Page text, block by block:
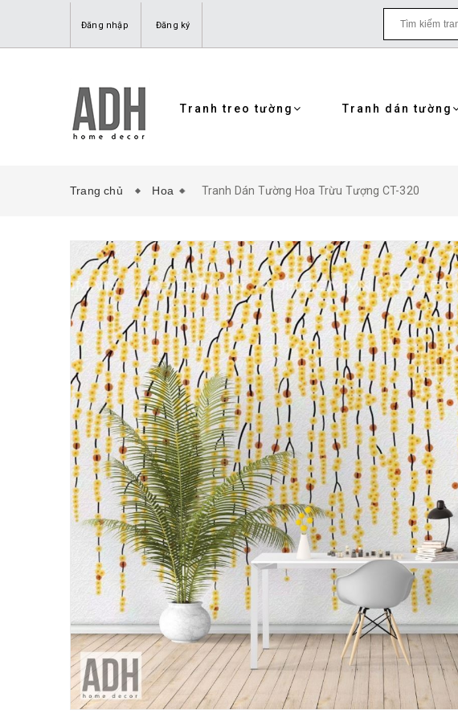
Đăng nhập Đăng ký
Tranh treo tường Tranh dán tường
Trang chủ Hoa Tranh Dán Tường Hoa Trừu Tượng CT-320